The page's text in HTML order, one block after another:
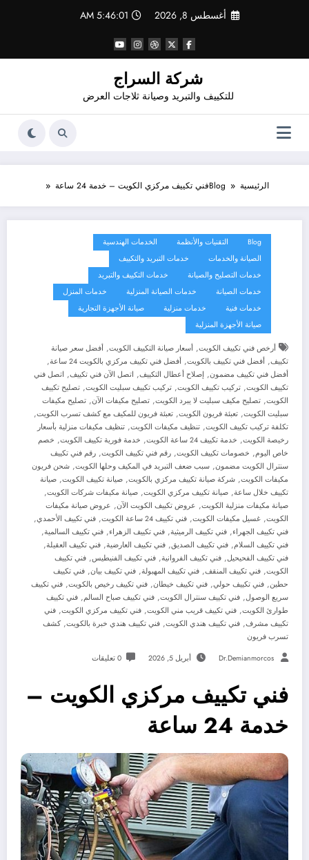
أغسطس 8, 2026 5:46:02 AM
شركة السراج
للتكييف والتبريد وصيانة ثلاجات العرض
الرئيسية Blogفني تكييف مركزي الكويت – خدمة 24 ساعة
Blog التقنيات والأنظمة
الخدمات الهندسية
الصيانة والخدمات
خدمات التبريد والتكييف
خدمات التصليح والصيانة
خدمات التكييف والتبريد
خدمات الصيانة
خدمات الصيانة المنزلية
خدمات المنزل
خدمات فنية
خدمات منزلية
صيانة الأجهزة التجارية
صيانة الأجهزة المنزلية
أرخص فني تكييف الكويت, أسعار صيانة التكييف الكويت, أفضل سعر صيانة
تكييف, أفضل فني تكييف بالكويت, أفضل فني تكييف مركزي بالكويت 24 ساعة ,
أفضل فني تكييف مضمون, إصلاح أعطال التكييف, اتصل الآن فني تكييف, اتصل فني
تكييف الكويت, تركيب تكييف الكويت, تركيب تكييف سبليت الكويت, تصليح تكييف
الكويت, تصليح مكيف سبليت لا يبرد الكويت, تصليح مكيفات الآن, تصليح مكيفات
سبليت الكويت, تعبئة فريون الكويت, تعبئة فريون للمكيف مع كشف تسرب الكويت,
تكلفة تركيب تكييف الكويت, تنظيف مكيفات الكويت, تنظيف مكيفات منزلية بأسعار
رخيصة الكويت, خدمة تكييف 24 ساعة الكويت , خدمة فورية تكييف الكويت, خصم
خاص اليوم, خصومات تكييف الكويت, رقم فني تكييف الكويت, رقم فني تكييف
سنترال الكويت مضمون, سبب ضعف التبريد في المكيف وحلها الكويت, شحن فريون
مكيفات الكويت, شركة صيانة تكييف مركزي بالكويت, صيانة تكييف الكويت, صيانة
تكييف خلال ساعة, صيانة تكييف مركزي الكويت, صيانة مكيفات شركات الكويت,
صيانة مكيفات منزلية الكويت, عروض تكييف الكويت الآن, عروض صيانة مكيفات
الكويت, غسيل مكيفات الكويت, فني تكييف 24 ساعة الكويت , فني تكييف الأحمدي,
فني تكييف الجهراء, فني تكييف الرميثية, فني تكييف الزهراء, فني تكييف السالمية,
فني تكييف السلام, فني تكييف الصديق, فني تكييف العارضية, فني تكييف العقيلة,
فني تكييف الفحيحيل, فني تكييف الفروانية, فني تكييف الفنيطيس, فني تكييف
الكويت, فني تكييف المنقف, فني تكييف المهبولة, فني تكييف بيان, فني تكييف
حطين, فني تكييف حولي, فني تكييف خيطان, فني تكييف رخيص بالكويت, فني تكييف
سريع الوصول, فني تكييف سنترال الكويت, فني تكييف صباح السالم, فني تكييف
طوارئ الكويت, فني تكييف قريب مني الكويت, فني تكييف مركزي الكويت, فني
تكييف مشرف, فني تكييف هندي الكويت, فني تكييف هندي خبرة بالكويت,كشف
تسرب فريون
Dr.demianmorcos أبريل 5, 2026 0 تعليقات
فني تكييف مركزي الكويت –
خدمة 24 ساعة